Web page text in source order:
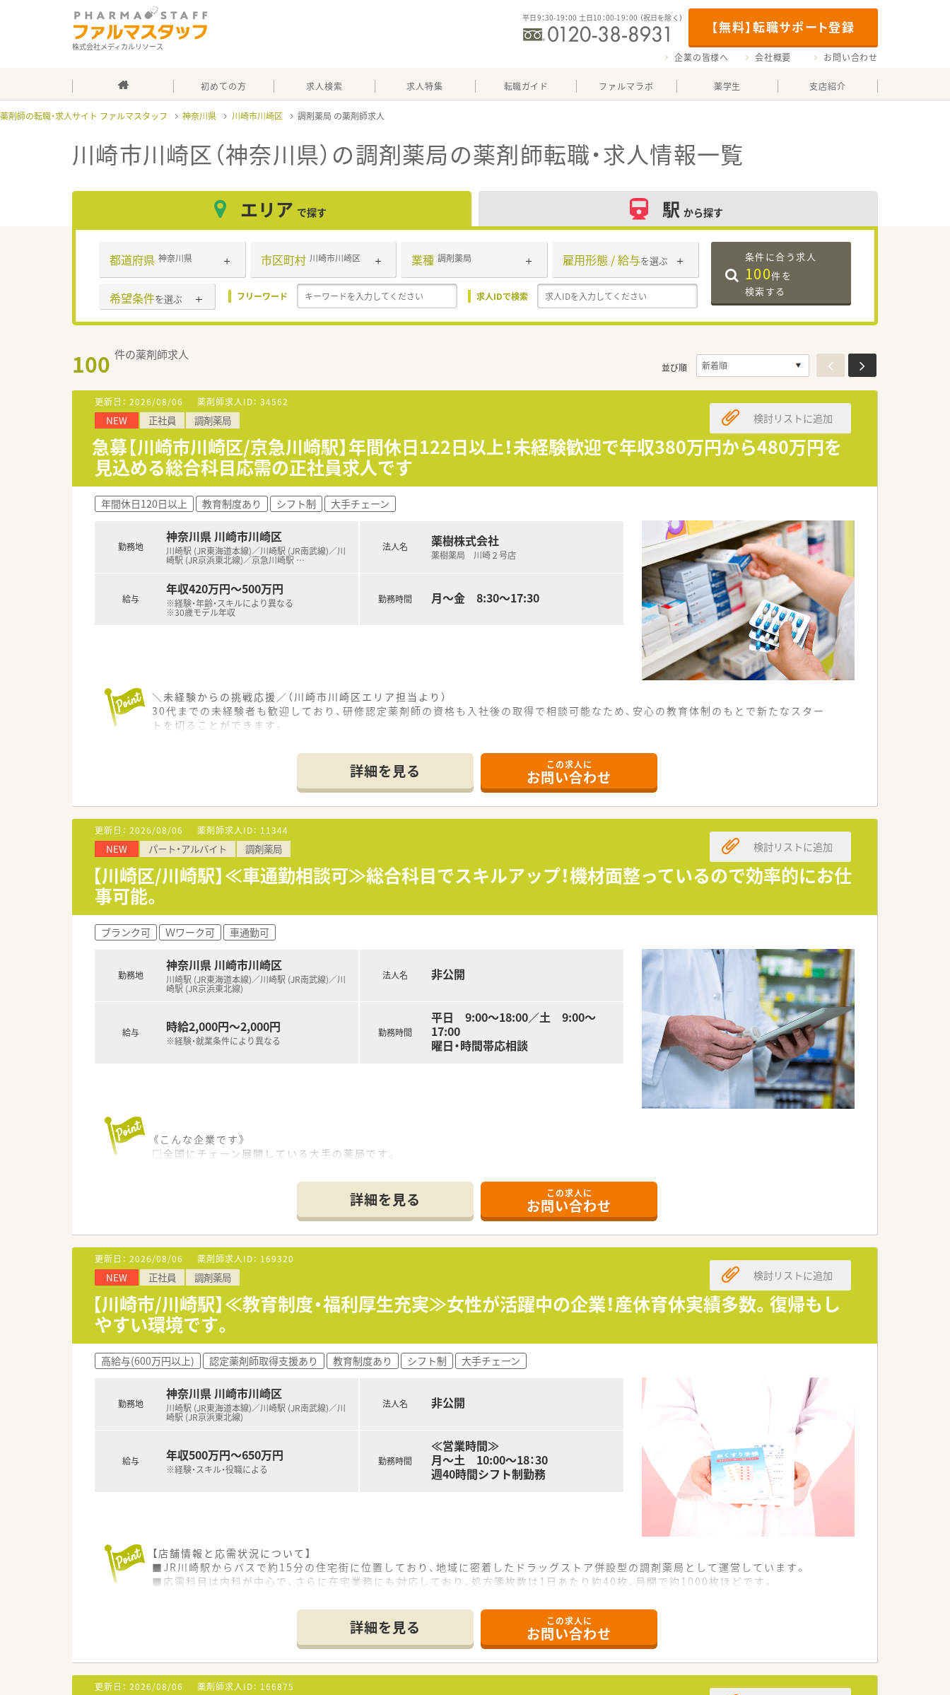
株式会社メディカルリソース
【無料】転職サポート登録
平日9：30-19：00 土日10：00-19：00 （祝日を除く）
企業の皆様へ 会社概要 お問い合わせ
初めての方 求人検索 求人特集 転職ガイド ファルマラボ 薬学生 支店紹介
薬剤師の転職・求人サイト ファルマスタッフ 神奈川県 川崎市川崎区 調剤薬局
川崎市川崎区（神奈川県）の調剤薬局の薬剤師転職・求人情報一覧
エリア で探す 駅 から探す
都道府県 神奈川県 市区町村 川崎市川崎区 業種 調剤薬局 雇用形態 / 給与を選ぶ
希望条件を選ぶ フリーワード 求人IDで検索
条件に合う求人
100件を
検索する
100 件の薬剤師求人
並び順
更新日： 2026/08/06 薬剤師求人ID： 34562
NEW 正社員 調剤薬局
急募【川崎市川崎区/京急川崎駅】年間休日122日以上！未経験歓迎で年収380万円から480万円を
見込める総合科目応需の正社員求人です
検討リストに追加
年間休日120日以上 教育制度あり シフト制 大手チェーン
勤務地
神奈川県 川崎市川崎区
川崎駅 (JR東海道本線)／川崎駅 (JR南武線)／川
崎駅 (JR京浜東北線)／京急川崎駅 …
給与
年収420万円～500万円
※経験・年齢・スキルにより異なる
※30歳モデル年収
法人名 薬樹株式会社
薬樹薬局 川崎２号店
勤務時間 月～金 8:30～17:30
＼未経験からの挑戦応援／（川崎市川崎区エリア担当より）
30代までの未経験者も歓迎しており、研修認定薬剤師の資格も入社後の取得で相談可能なため、安心の教育体制のもとで新たなスター
トを切ることができます。
【店舗情報と応需状況について】
■最寄り駅からバスや徒歩での通勤が可能となっており、総合病院の門前で1日約50枚の処方箋を応需しています。
■総合科目を幅広く応需しているため、さまざまな症例に触れながら薬剤師としての専門的な経験を積める環境です。
■近隣に系列店舗があるため協力体制がしっかりと整っており、急な欠員時なども店舗間で柔軟に対応が可能です。
【募集背景と求める人物像について】
■処方箋枚数の回復に伴う人員強化のための募集であり、患者様と円滑なコミュニケーションを図れる方を歓迎します。
■30代までの調剤未経験の方も受け入れており、入社後に研修認定薬剤師を取得する意欲がある方を求めています。
■薬剤師以外の職種でのマネジメント経験がある方も高く評価されるため、これまでの多様な経験を活かせる職場です。
■平日は17時30分までの勤務となり、土曜日も18時には営業終了となるため、夜遅くまでの残業はほぼありません。
■月間の平均残業時間は10時間から15時間程度に抑えられており、業務終了後のプライベートな時間も確保できます。
■有給休暇は法定通り付与されるだけでなく、1時間単位での分割取得も可能なため、柔軟な働き方が実現できます。
【こんな方にオススメ】
■首都圏で腰を据えて長く働きたい方にとって、転居を伴う異動がなく通勤時間も考慮されるため非常におすすめです。
■調剤だけでなく患者様の食事や運動などの健康全般に関わりたいという、予防医療に興味をお持ちの方に最適です。
■手厚い研修制度や安全な監査システムが整っているため、調剤経験が浅く業務に不安を感じている方にもぴったりです。
詳細を見る この求人に
お問い合わせ
更新日： 2026/08/06 薬剤師求人ID： 11344
NEW パート・アルバイト 調剤薬局
【川崎区/川崎駅】≪車通勤相談可≫総合科目でスキルアップ！機材面整っているので効率的にお仕
事可能。
検討リストに追加
ブランク可 Ｗワーク可 車通勤可
勤務地
神奈川県 川崎市川崎区
川崎駅 (JR東海道本線)／川崎駅 (JR南武線)／川
崎駅 (JR京浜東北線)
給与 時給2,000円～2,000円
※経験・就業条件により異なる
法人名 非公開
勤務時間
平日 9:00～18:00／土 9:00～
17:00
曜日・時間帯応相談
《こんな企業です》
□全国にチェーン展開している大手の薬局です。
□電子薬歴はもちろんのこと、機材面が整っています。
詳細を見る この求人に
お問い合わせ
更新日： 2026/08/06 薬剤師求人ID： 169320
NEW 正社員 調剤薬局
【川崎市/川崎駅】≪教育制度・福利厚生充実≫女性が活躍中の企業！産休育休実績多数。復帰もし
やすい環境です。
検討リストに追加
高給与(600万円以上) 認定薬剤師取得支援あり 教育制度あり シフト制 大手チェーン
勤務地
神奈川県 川崎市川崎区
川崎駅 (JR東海道本線)／川崎駅 (JR南武線)／川
崎駅 (JR京浜東北線)
給与 年収500万円～650万円
※経験・スキル・役職による
法人名 非公開
勤務時間
≪営業時間≫
月～土 10:00～18：30
週40時間シフト制勤務
【店舗情報と応需状況について】
■JR川崎駅からバスで約15分の住宅街に位置しており、地域に密着したドラッグストア併設型の調剤薬局として運営しています。
■応需科目は内科が中心で、さらに在宅業務にも対応しており、処方箋枚数は1日あたり約40枚、月間で約1000枚ほどです。
■関東および東海エリアを中心に700店舗以上を展開する調剤併設型ドラッグストアチェーンで、34年連続成長を続けています。
■東京・神奈川エリアでの店舗数は業界トップクラスを誇り、人口増加エリアに特化したシェア確保により経営基盤は非常に安定してい
ます。
■薬局を模した専用の調剤研修センターや在宅研修センターを自社で保有しており、実践的な教育制度に多額の投資を行っています。
詳細を見る この求人に
お問い合わせ
更新日： 2026/08/06 薬剤師求人ID： 166875